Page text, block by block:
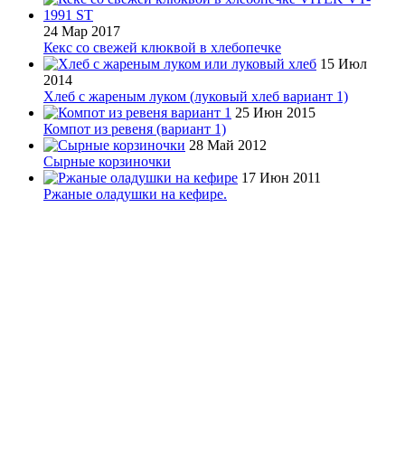
24 Мар 2017
Кекс со свежей клюквой в хлебопечке
15 Июл
2014
Хлеб с жареным луком (луковый хлеб вариант 1)
25 Июн 2015
Компот из ревеня (вариант 1)
28 Май 2012
Сырные корзиночки
17 Июн 2011
Ржаные оладушки на кефире.